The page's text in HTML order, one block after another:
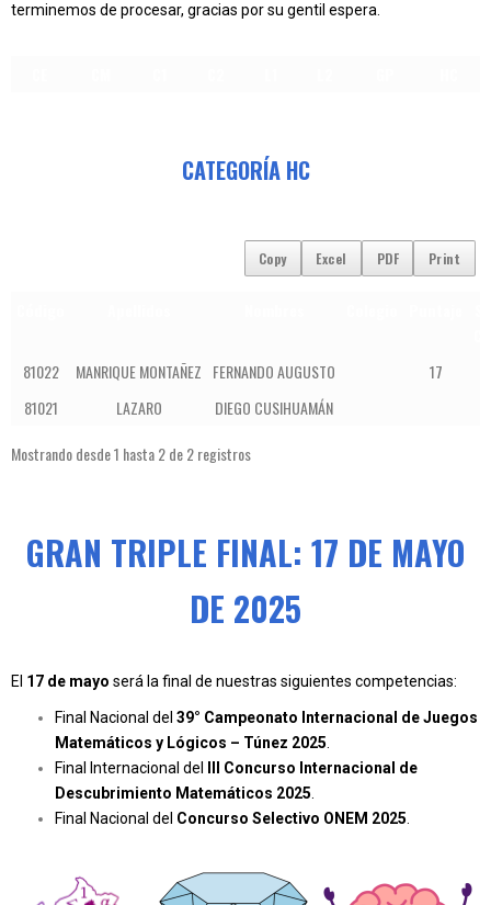
terminemos de procesar, gracias por su gentil espera.
CATEGORÍA HC
Copy Excel PDF Print
81022
MANRIQUE MONTAÑEZ FERNANDO AUGUSTO 17
81021
LAZARO
DIEGO CUSIHUAMÁN
Mostrando desde 1 hasta 2 de 2 registros
GRAN TRIPLE FINAL: 17 DE MAYO
DE 2025
El 17 de mayo será la final de nuestras siguientes competencias:
Final Nacional del 39° Campeonato Internacional de Juegos
Matemáticos y Lógicos – Túnez 2025.
Final Internacional del
III Concurso Internacional de
Descubrimiento Matemáticos 2025.
Final Nacional del Concurso Selectivo ONEM 2025.